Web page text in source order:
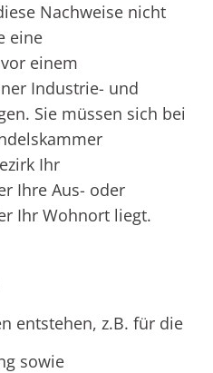
Nachweise nicht
eine
einem
Industrie- und
Sie müssen sich bei
Ihr
Ihre Aus- oder
Ihr Wohnort liegt.
entstehen, z.B. für die
sowie